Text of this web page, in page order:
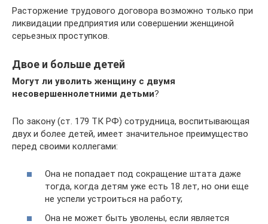
Расторжение трудового договора возможно только при
ликвидации предприятия или совершении женщиной
серьезных проступков.
Двое и больше детей
Могут ли уволить женщину с двумя
несовершеннолетними детьми?
По закону (ст. 179 ТК РФ) сотрудница, воспитывающая
двух и более детей, имеет значительное преимущество
перед своими коллегами:
Она не попадает под сокращение штата даже
тогда, когда детям уже есть 18 лет, но они еще
не успели устроиться на работу;
Она не может быть уволены, если является